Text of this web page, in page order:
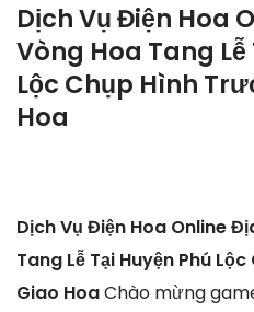
Dịch Vụ Điện Hoa
Vòng Hoa Tang Lễ
Lộc Chụp Hình
Hoa
Dịch Vụ Điện Hoa Online
Tang Lễ Tại Huyện Phú
Giao HoaChào mừng